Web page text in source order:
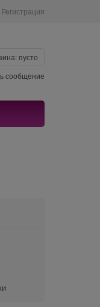
Регистрация
пусто
сообщение